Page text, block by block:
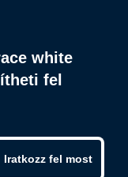
white
fel
Iratkozz fel most